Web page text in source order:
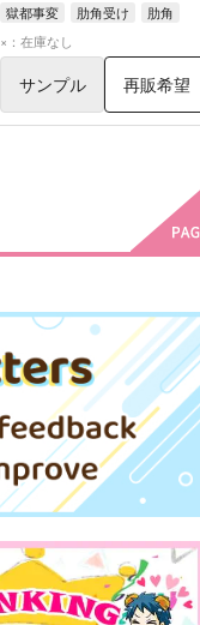
獄都事変 肋角受け
肋角
×：在庫なし
サンプル 再販希望